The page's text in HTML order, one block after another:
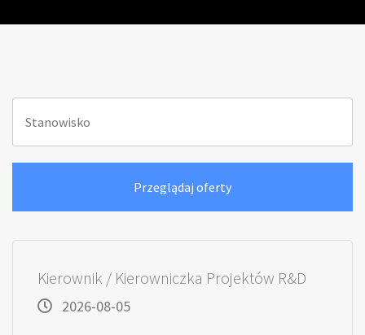
Kierownik / Kierowniczka Projektów R&D
2026-08-05